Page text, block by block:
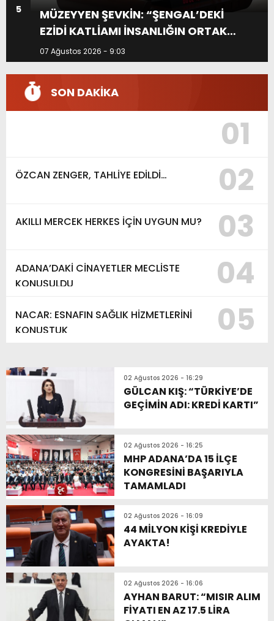
5
MÜZEYYEN ŞEVKİN: “ŞENGAL’DEKİ
EZİDİ KATLİAMI İNSANLIĞIN ORTAK
ACISIDIR”
07 Ağustos 2026 - 9:03
SON DAKİKA
01
ÖZCAN ZENGER, TAHLİYE EDİLDİ… 02
AKILLI MERCEK HERKES İÇİN UYGUN MU? 03
ADANA’DAKİ CİNAYETLER MECLİSTE
KONUŞULDU
04
NACAR: ESNAFIN SAĞLIK HİZMETLERİNİ
KONUŞTUK
05
02 Ağustos 2026 - 16:29
GÜLCAN KIŞ: “TÜRKİYE’DE
GEÇİMİN ADI: KREDİ KARTI”
02 Ağustos 2026 - 16:25
MHP ADANA’DA 15 İLÇE
KONGRESİNİ BAŞARIYLA
TAMAMLADI
02 Ağustos 2026 - 16:09
44 MİLYON KİŞİ KREDİYLE
AYAKTA!
02 Ağustos 2026 - 16:06
AYHAN BARUT: “MISIR ALIM
FİYATI EN AZ 17.5 LİRA